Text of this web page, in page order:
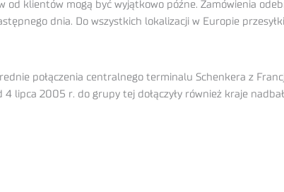
klientów mogą być wyjątkowo późne. Zamówienia
dnia. Do wszystkich lokalizacji w Europie
połączenia centralnego terminalu Schenkera z
4 lipca 2005 r. do grupy tej dołączyły również kraje